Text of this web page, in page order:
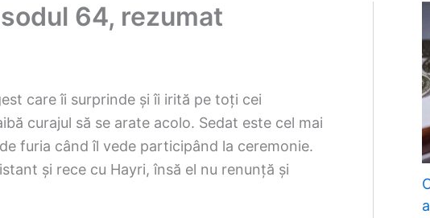
64, rezumat
care îi surprinde și îi irită pe toți cei
curajul să se arate acolo. Sedat este cel mai
furia când îl vede participând la ceremonie.
și rece cu Hayri, însă el nu renunță și